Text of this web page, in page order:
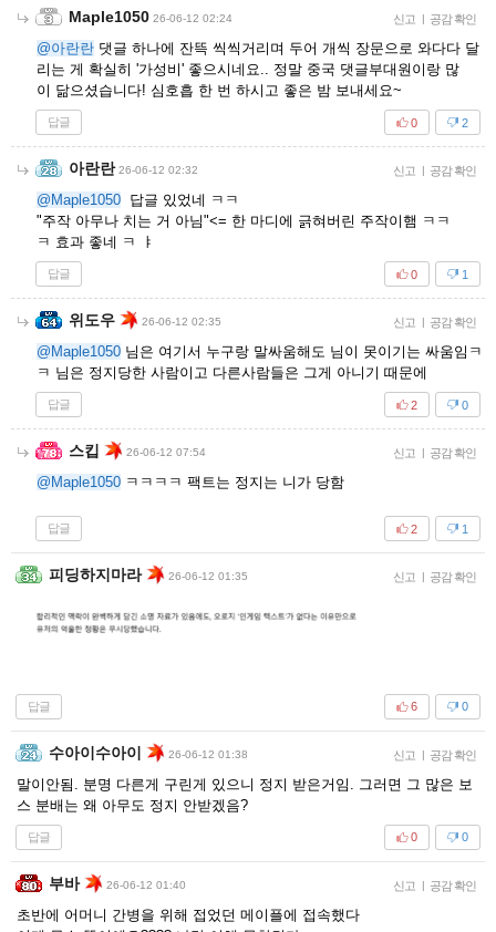
Maple1050 26-06-12 02:24 신고 | 공감 확인
@아란란 댓글 하나에 잔뜩 씩씩거리며 두어 개씩 장문으로 와다다 달
리는 게 확실히 '가성비' 좋으시네요.. 정말 중국 댓글부대원이랑 많
이 닮으셨습니다! 심호흡 한 번 하시고 좋은 밤 보내세요~
답글 2
0
아란란 26-06-12 02:32 신고 | 공감 확인
@Maple1050 답글 있었네 ㅋㅋ
"주작 아무나 치는 거 아님"<= 한 마디에 긁혀버린 주작이햄 ㅋㅋ
ㅋ 효과 좋네 ㅋ ㅑ
답글 1
0
위도우 26-06-12 02:35 신고 | 공감 확인
@Maple1050 님은 여기서 누구랑 말싸움해도 님이 못이기는 싸움임ㅋ
ㅋ 님은 정지당한 사람이고 다른사람들은 그게 아니기 때문에
답글 0
2
스킵 26-06-12 07:54 신고 | 공감 확인
@Maple1050 ㅋㅋㅋㅋ 팩트는 정지는 니가 당함
답글 1
2
피딩하지마라 26-06-12 01:35 신고 | 공감 확인
답글 0
6
수아이수아이 26-06-12 01:38 신고 | 공감 확인
말이안됨. 분명 다른게 구린게 있으니 정지 받은거임. 그러면 그 많은 보
스 분배는 왜 아무도 정지 안받겠음?
답글 0
0
부바 26-06-12 01:40 신고 | 공감 확인
초반에 어머니 간병을 위해 접었던 메이플에 접속했다